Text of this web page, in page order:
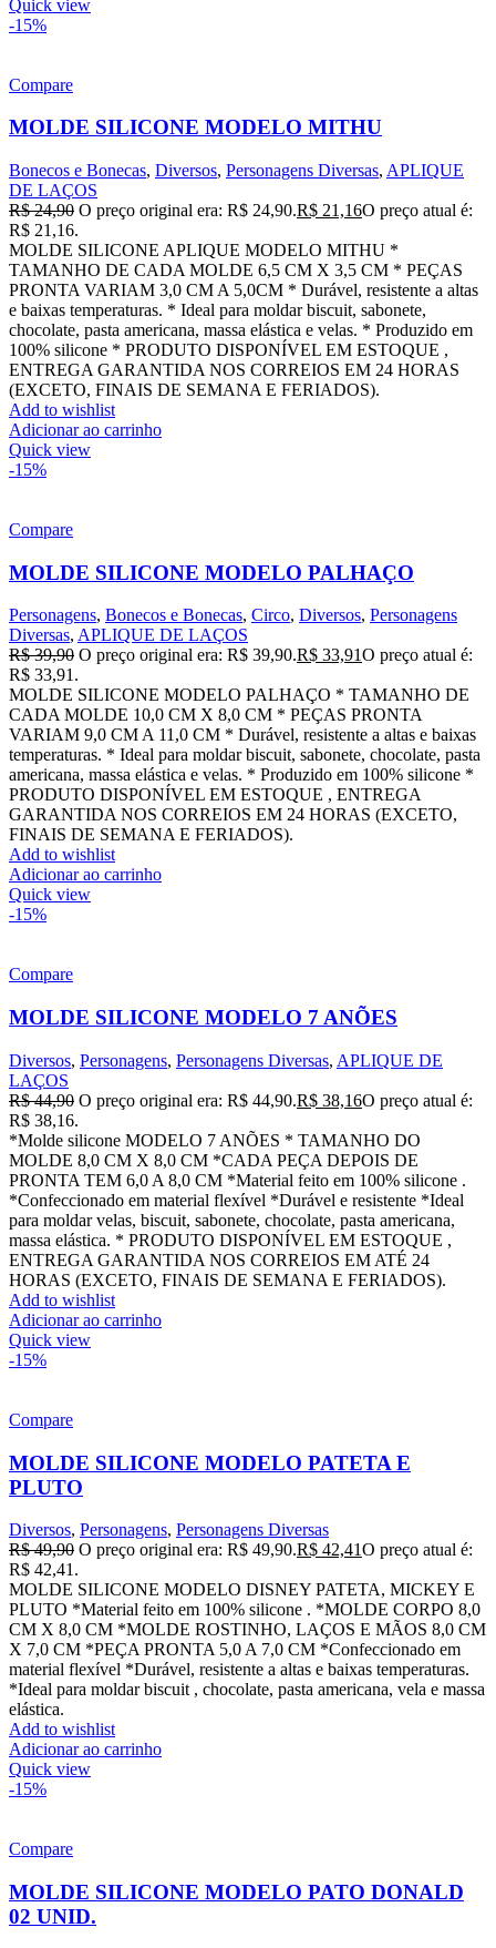
Quick view
-15%
Compare
MOLDE SILICONE MODELO MITHU
Bonecos e Bonecas, Diversos, Personagens Diversas, APLIQUE
DE LAÇOS
R$24,90 O preço original era: R$ 24,90.R$ 21,16O preço atual é:
R$ 21,16.
MOLDE SILICONE APLIQUE MODELO MITHU *
TAMANHO DE CADA MOLDE 6,5 CM X 3,5 CM * PEÇAS
PRONTA VARIAM 3,0 CM A 5,0CM * Durável, resistente a altas
e baixas temperaturas. * Ideal para moldar biscuit, sabonete,
chocolate, pasta americana, massa elástica e velas. * Produzido em
100% silicone * PRODUTO DISPONÍVEL EM ESTOQUE ,
ENTREGA GARANTIDA NOS CORREIOS EM 24 HORAS
(EXCETO, FINAIS DE SEMANA E FERIADOS).
Add to wishlist
Adicionar ao carrinho
Quick view
-15%
Compare
MOLDE SILICONE MODELO PALHAÇO
Personagens, Bonecos e Bonecas, Circo, Diversos, Personagens
Diversas, APLIQUE DE LAÇOS
R$39,90 O preço original era: R$ 39,90.R$ 33,91O preço atual é:
R$ 33,91.
MOLDE SILICONE MODELO PALHAÇO * TAMANHO DE
CADA MOLDE 10,0 CM X 8,0 CM * PEÇAS PRONTA
VARIAM 9,0 CM A 11,0 CM * Durável, resistente a altas e baixas
temperaturas. * Ideal para moldar biscuit, sabonete, chocolate, pasta
americana, massa elástica e velas. * Produzido em 100% silicone *
PRODUTO DISPONÍVEL EM ESTOQUE , ENTREGA
GARANTIDA NOS CORREIOS EM 24 HORAS (EXCETO,
FINAIS DE SEMANA E FERIADOS).
Add to wishlist
Adicionar ao carrinho
Quick view
-15%
Compare
MOLDE SILICONE MODELO 7 ANÕES
Diversos, Personagens, Personagens Diversas, APLIQUE DE
LAÇOS
R$44,90 O preço original era: R$ 44,90.R$ 38,16O preço atual é:
R$ 38,16.
*Molde silicone MODELO 7 ANÕES * TAMANHO DO
MOLDE 8,0 CM X 8,0 CM *CADA PEÇA DEPOIS DE
PRONTA TEM 6,0 A 8,0 CM *Material feito em 100% silicone .
*Confeccionado em material flexível *Durável e resistente *Ideal
para moldar velas, biscuit, sabonete, chocolate, pasta americana,
massa elástica. * PRODUTO DISPONÍVEL EM ESTOQUE ,
ENTREGA GARANTIDA NOS CORREIOS EM ATÉ 24
HORAS (EXCETO, FINAIS DE SEMANA E FERIADOS).
Add to wishlist
Adicionar ao carrinho
Quick view
-15%
Compare
MOLDE SILICONE MODELO PATETA E
PLUTO
Diversos, Personagens, Personagens Diversas
R$49,90 O preço original era: R$ 49,90.R$ 42,41O preço atual é:
R$ 42,41.
MOLDE SILICONE MODELO DISNEY PATETA, MICKEY E
PLUTO *Material feito em 100% silicone . *MOLDE CORPO 8,0
CM X 8,0 CM *MOLDE ROSTINHO, LAÇOS E MÃOS 8,0 CM
X 7,0 CM *PEÇA PRONTA 5,0 A 7,0 CM *Confeccionado em
material flexível *Durável, resistente a altas e baixas temperaturas.
*Ideal para moldar biscuit , chocolate, pasta americana, vela e massa
elástica.
Add to wishlist
Adicionar ao carrinho
Quick view
-15%
Compare
MOLDE SILICONE MODELO PATO DONALD
02 UNID.